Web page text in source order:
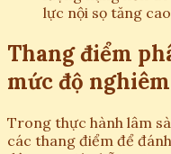
lực nội sọ tăng
Thang điểm
mức độ
Trong thực hành lâm
các thang điểm để